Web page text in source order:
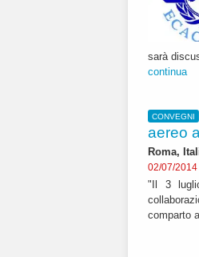
sarà
continua
CONVEGNI
aereo
Roma,
02/07/2014
"Il 3
comparto